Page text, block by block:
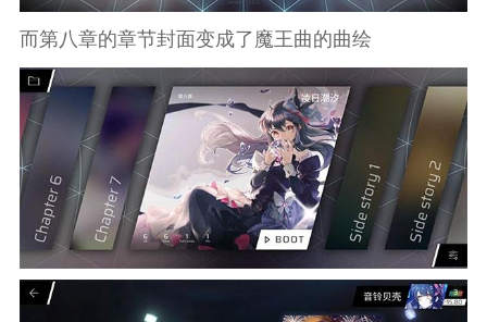
而第八章的章节封面变成了魔王曲的曲绘